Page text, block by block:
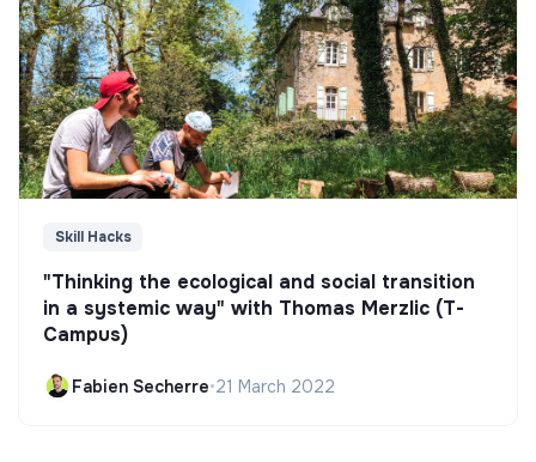
Skill Hacks
"Thinking the ecological and social transition
in a systemic way" with Thomas Merzlic (T-
Campus)
Fabien Secherre•21 March 2022